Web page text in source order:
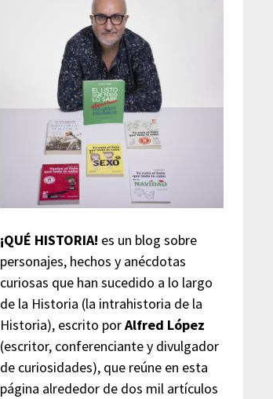
¡QUÉ HISTORIA! es un blog sobre
personajes, hechos y anécdotas
curiosas que han sucedido a lo largo
de la Historia (la intrahistoria de la
Historia), escrito porAlfred López
(escritor, conferenciante y divulgador
de curiosidades), que reúne en esta
página alrededor de dos mil artículos